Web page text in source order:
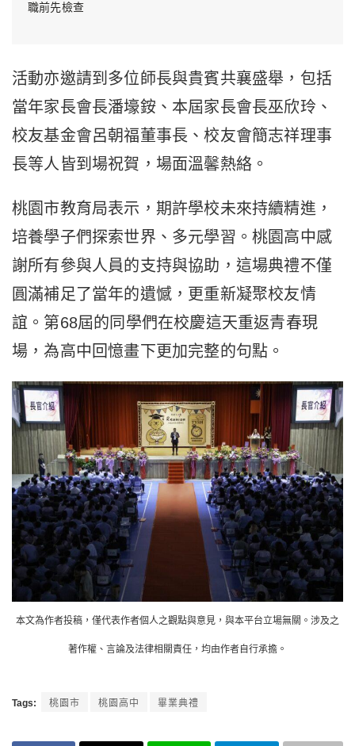
職前先檢查
活動亦邀請到多位師長與貴賓共襄盛舉，包括
當年家長會長潘壕銨、本屆家長會長巫欣玲、
校友基金會呂朝福董事長、校友會簡志祥理事
長等人皆到場祝賀，場面溫馨熱絡。
桃園市教育局表示，期許學校未來持續精進，
培養學子們探索世界、多元學習。桃園高中感
謝所有參與人員的支持與協助，這場典禮不僅
圓滿補足了當年的遺憾，更重新凝聚校友情
誼。第68屆的同學們在校慶這天重返青春現
場，為高中回憶畫下更加完整的句點。
本文為作者投稿，僅代表作者個人之觀點與意見，與本平台立場無關。涉及之
著作權、言論及法律相關責任，均由作者自行承擔。
Tags: 桃園市 桃園高中 畢業典禮